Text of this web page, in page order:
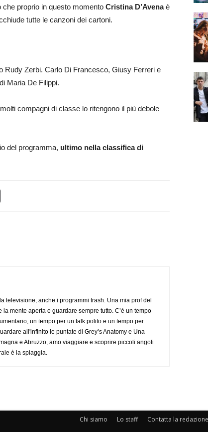
proprio in questo momento Cristina D’Avenaè
tutte le canzoni dei cartoni.
Rudy Zerbi. Carlo Di Francesco, Giusy Ferreri e
Maria De Filippi.
compagni di classe lo ritengono il più debole
del programma, ultimo nella classifica di
televisione, anche i programmi trash. Una mia prof del
mente aperta e guardare sempre tutto. C’è un tempo
un tempo per un talk polito e un tempo per
all'infinito le puntate di Grey’s Anatomy e Una
e Abruzzo, amo viaggiare e scoprire piccoli angoli
è la spiaggia.
Chi siamo Lo staff Contatta la redazione